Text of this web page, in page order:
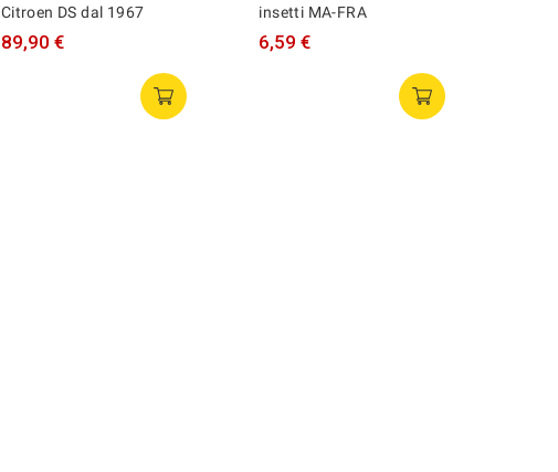
Citroen DS dal 1967
89,90 €
insetti MA-FRA
6,59 €